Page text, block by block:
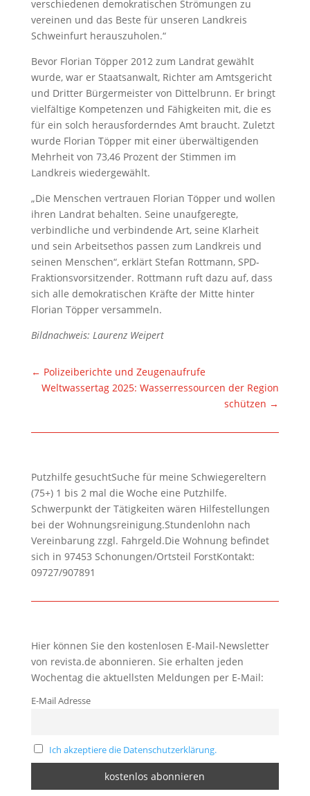
verschiedenen demokratischen Strömungen zu
vereinen und das Beste für unseren Landkreis
Schweinfurt herauszuholen.“
Bevor Florian Töpper 2012 zum Landrat gewählt
wurde, war er Staatsanwalt, Richter am Amtsgericht
und Dritter Bürgermeister von Dittelbrunn. Er bringt
vielfältige Kompetenzen und Fähigkeiten mit, die es
für ein solch herausforderndes Amt braucht. Zuletzt
wurde Florian Töpper mit einer überwältigenden
Mehrheit von 73,46 Prozent der Stimmen im
Landkreis wiedergewählt.
„Die Menschen vertrauen Florian Töpper und wollen
ihren Landrat behalten. Seine unaufgeregte,
verbindliche und verbindende Art, seine Klarheit
und sein Arbeitsethos passen zum Landkreis und
seinen Menschen“, erklärt Stefan Rottmann, SPD-
Fraktionsvorsitzender. Rottmann ruft dazu auf, dass
sich alle demokratischen Kräfte der Mitte hinter
Florian Töpper versammeln.
Bildnachweis: Laurenz Weipert
← Polizeiberichte und Zeugenaufrufe
Weltwassertag 2025: Wasserressourcen der Region
schützen →
Putzhilfe gesuchtSuche für meine Schwiegereltern
(75+) 1 bis 2 mal die Woche eine Putzhilfe.
Schwerpunkt der Tätigkeiten wären Hilfestellungen
bei der Wohnungsreinigung.Stundenlohn nach
Vereinbarung zzgl. Fahrgeld.Die Wohnung befindet
sich in 97453 Schonungen/Ortsteil ForstKontakt:
09727/907891
Hier können Sie den kostenlosen E-Mail-Newsletter
von revista.de abonnieren. Sie erhalten jeden
Wochentag die aktuellsten Meldungen per E-Mail:
E-Mail Adresse
Ich akzeptiere die Datenschutzerklärung.